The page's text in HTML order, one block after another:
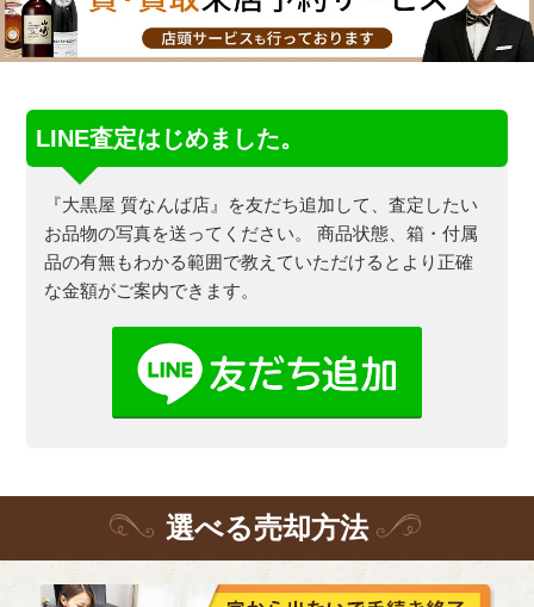
LINE査定はじめました。
『大黒屋 質なんば店』を友だち追加して、査定したい
お品物の写真を送ってください。
商品状態、箱・付属
品の有無もわかる範囲で教えていただけるとより正確
な金額がご案内できます。
選べる売却方法